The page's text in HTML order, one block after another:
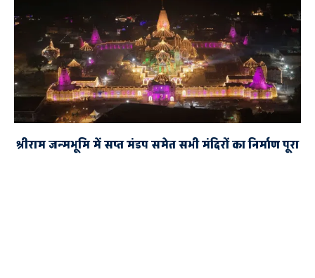
श्रीराम जन्मभूमि में सप्त मंडप समेत सभी मंदिरों का निर्माण पूरा